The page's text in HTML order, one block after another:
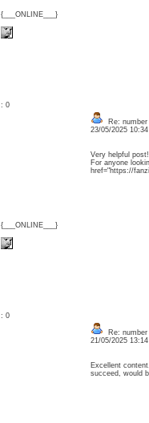
{___ONLINE___}
: 0
{___ONLINE___}
Re: number
23/05/2025
Very helpful
For anyone
href="https://
: 0
Re: number
21/05/2025
Excellent
succeed,